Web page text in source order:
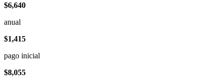
$6,640
anual
$1,415
pago inicial
$8,055